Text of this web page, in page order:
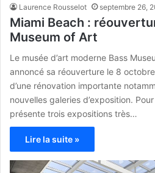
Laurence Rousselot septembre 26,
Miami Beach :
Museum of Art
Le musée d’art moderne Bass
annoncé sa réouverture le 8
d’une rénovation importante
nouvelles galeries d’exposition.
présente trois expositions très…
Lire la suite »